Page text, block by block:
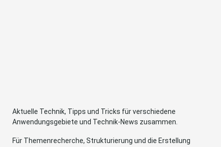
Aktuelle Technik, Tipps und Tricks für verschiedene
Anwendungsgebiete und Technik-News zusammen.
Für Themenrecherche, Strukturierung und die Erstellung